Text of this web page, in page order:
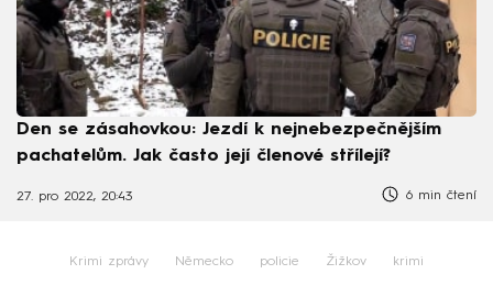
Den se zásahovkou: Jezdí k nejnebezpečnějším
pachatelům. Jak často její členové střílejí?
27. pro 2022, 20:43 6 min čtení
Krimi zprávy Německo policie Žižkov krimi